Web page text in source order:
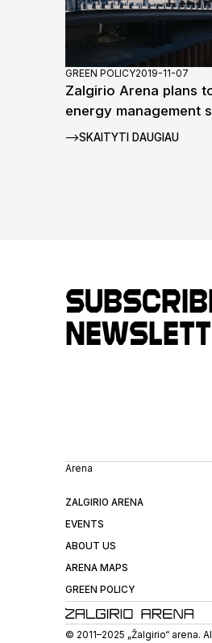
GREEN POLICY2019-11-07
Zalgirio Arena plans
energy management
SKAITYTI DAUGIAU
Arena
ZALGIRIO ARENA
EVENTS
ABOUT US
ARENA MAPS
GREEN POLICY
© 2011–2025 „Žalgirio“ arena.